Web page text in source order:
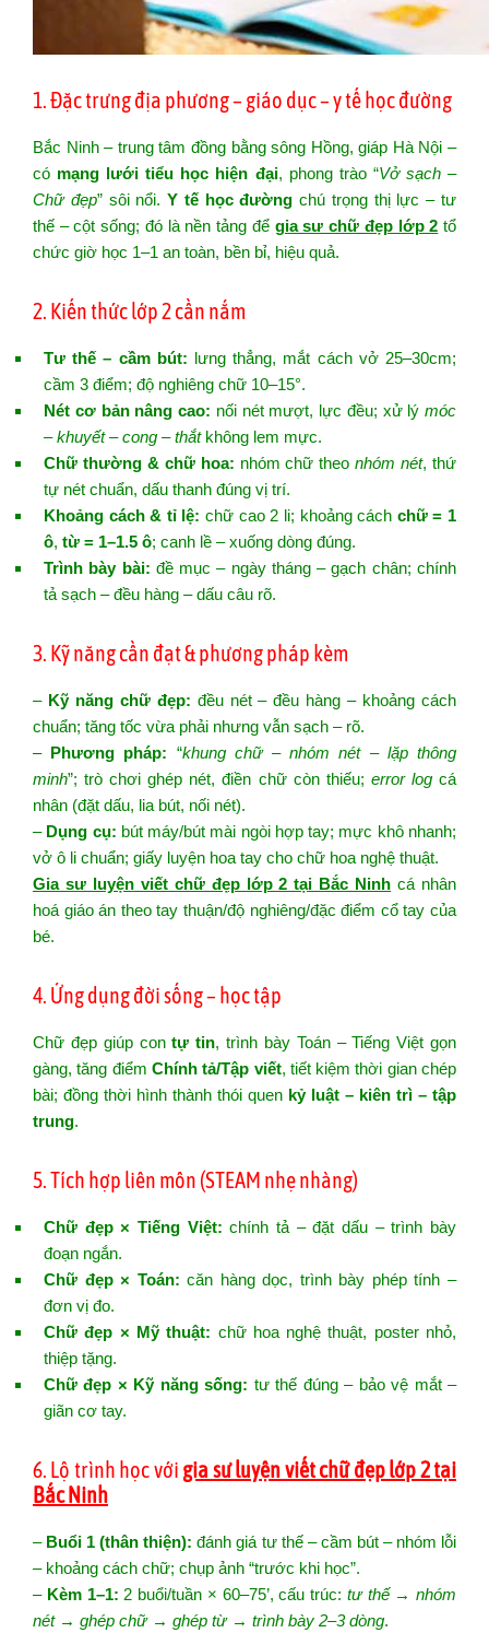
1. Đặc trưng địa phương – giáo dục – y tế học đường
Bắc Ninh – trung tâm đồng bằng sông Hồng, giáp Hà Nội –
có mạng lưới tiểu học hiện đại, phong trào “Vở sạch –
Chữ đẹp” sôi nổi.Y tế học đường chú trọng thị lực – tư
thế – cột sống; đó là nền tảng để gia sư chữ đẹp lớp 2 tổ
chức giờ học 1–1 an toàn, bền bỉ, hiệu quả.
2. Kiến thức lớp 2 cần nắm
Tư thế – cầm bút: lưng thẳng, mắt cách vở 25–30cm;
cầm 3 điểm; độ nghiêng chữ 10–15°.
Nét cơ bản nâng cao: nối nét mượt, lực đều; xử lý móc
– khuyết – cong – thắtkhông lem mực.
Chữ thường & chữ hoa: nhóm chữ theonhóm nét, thứ
tự nét chuẩn, dấu thanh đúng vị trí.
Khoảng cách & tỉ lệ: chữ cao 2 li; khoảng cách chữ = 1
ô, từ = 1–1.5 ô; canh lề – xuống dòng đúng.
Trình bày bài: đề mục – ngày tháng – gạch chân; chính
tả sạch – đều hàng – dấu câu rõ.
3. Kỹ năng cần đạt & phương pháp kèm
– Kỹ năng chữ đẹp: đều nét – đều hàng – khoảng cách
chuẩn; tăng tốc vừa phải nhưng vẫn sạch – rõ.
– Phương pháp: “khung chữ – nhóm nét – lặp thông
minh”; trò chơi ghép nét, điền chữ còn thiếu; error logcá
nhân (đặt dấu, lia bút, nối nét).
– Dụng cụ: bút máy/bút mài ngòi hợp tay; mực khô nhanh;
vở ô li chuẩn; giấy luyện hoa tay cho chữ hoa nghệ thuật.
Gia sư luyện viết chữ đẹp lớp 2 tại Bắc Ninh cá nhân
hoá giáo án theo tay thuận/độ nghiêng/đặc điểm cổ tay của
bé.
4. Ứng dụng đời sống – học tập
Chữ đẹp giúp contự tin, trình bày Toán – Tiếng Việt gọn
gàng, tăng điểm Chính tả/Tập viết, tiết kiệm thời gian chép
bài; đồng thời hình thành thói quen kỷ luật – kiên trì – tập
trung.
5. Tích hợp liên môn (STEAM nhẹ nhàng)
Chữ đẹp × Tiếng Việt: chính tả – đặt dấu – trình bày
đoạn ngắn.
Chữ đẹp × Toán: căn hàng dọc, trình bày phép tính –
đơn vị đo.
Chữ đẹp × Mỹ thuật: chữ hoa nghệ thuật, poster nhỏ,
thiệp tặng.
Chữ đẹp × Kỹ năng sống: tư thế đúng – bảo vệ mắt –
giãn cơ tay.
6. Lộ trình học với gia sư luyện viết chữ đẹp lớp 2 tại
Bắc Ninh
– Buổi 1 (thân thiện): đánh giá tư thế – cầm bút – nhóm lỗi
– khoảng cách chữ; chụp ảnh “trước khi học”.
– Kèm 1–1: 2 buổi/tuần × 60–75’, cấu trúc: tư thế → nhóm
nét → ghép chữ → ghép từ → trình bày 2–3 dòng.